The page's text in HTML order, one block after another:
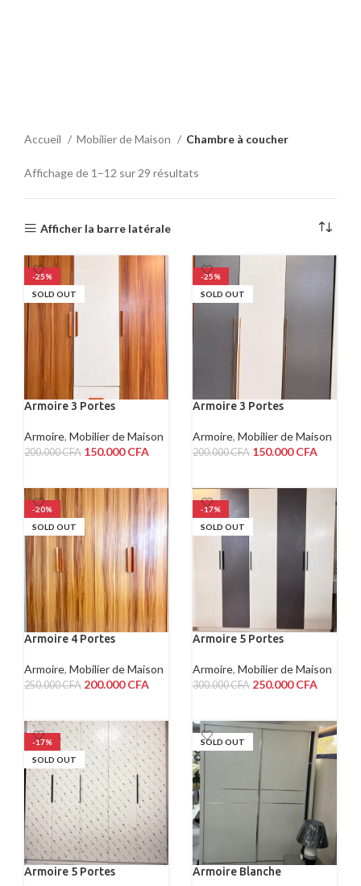
Accueil Mobilier de Maison Chambre à coucher
Affichage de 1–12 sur 29 résultats
Afficher la barre latérale
-25%
SOLD OUT
Armoire 3 Portes
Armoire, Mobilier de Maison
200.000CFA 150.000CFA
-25%
SOLD OUT
Armoire 3 Portes
Armoire, Mobilier de Maison
200.000CFA 150.000CFA
-20%
SOLD OUT
Armoire 4 Portes
Armoire, Mobilier de Maison
250.000CFA 200.000CFA
-17%
SOLD OUT
Armoire 5 Portes
Armoire, Mobilier de Maison
300.000CFA 250.000CFA
-17%
SOLD OUT
Armoire 5 Portes
SOLD OUT
Armoire Blanche